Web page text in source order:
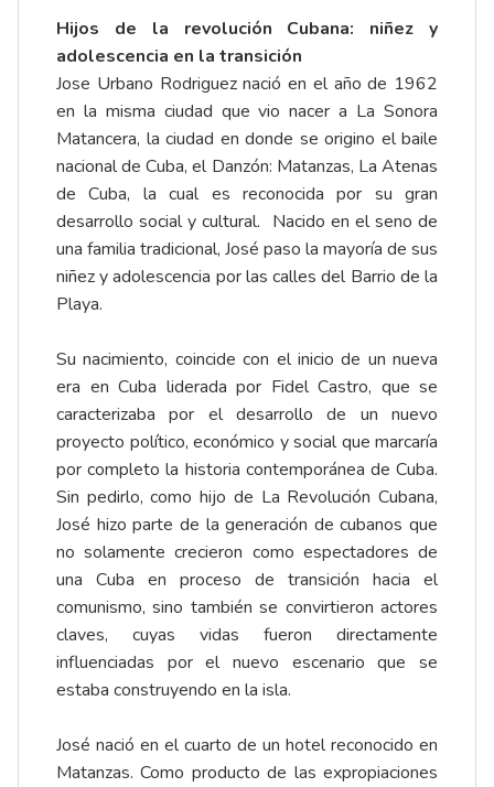
Hijos de la revolución Cubana: niñez y
adolescencia en la transición
Jose Urbano Rodriguez nació en el año de 1962
en la misma ciudad que vio nacer a La Sonora
Matancera, la ciudad en donde se origino el baile
nacional de Cuba, el Danzón: Matanzas, La Atenas
de Cuba, la cual es reconocida por su gran
desarrollo social y cultural. Nacido en el seno de
una familia tradicional, José paso la mayoría de sus
niñez y adolescencia por las calles del Barrio de la
Playa.
Su nacimiento, coincide con el inicio de un nueva
era en Cuba liderada por Fidel Castro, que se
caracterizaba por el desarrollo de un nuevo
proyecto político, económico y social que marcaría
por completo la historia contemporánea de Cuba.
Sin pedirlo, como hijo de La Revolución Cubana,
José hizo parte de la generación de cubanos que
no solamente crecieron como espectadores de
una Cuba en proceso de transición hacia el
comunismo, sino también se convirtieron actores
claves, cuyas vidas fueron directamente
influenciadas por el nuevo escenario que se
estaba construyendo en la isla.
José nació en el cuarto de un hotel reconocido en
Matanzas. Como producto de las expropiaciones